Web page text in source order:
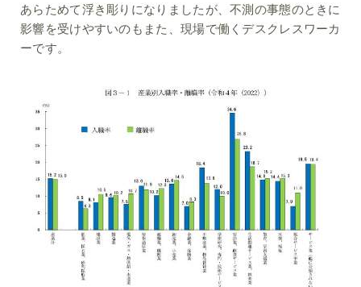
あらためて浮き彫りになりましたが、不測の事態のときに
影響を受けやすいのもまた、現場で働くデスクレスワーカ
ーです。